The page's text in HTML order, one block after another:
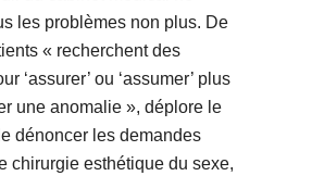
les problèmes non plus. De
« recherchent des
‘assurer’ ou ‘assumer’ plus
une anomalie », déplore le
dénoncer les demandes
chirurgie esthétique du sexe,